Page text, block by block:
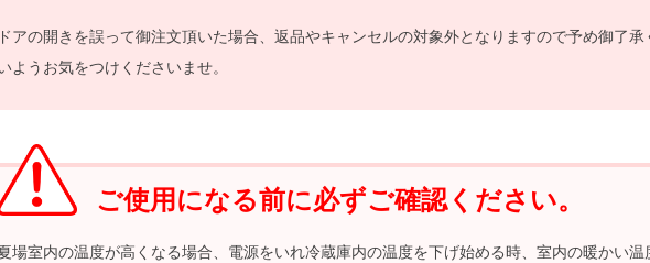
ドアの開きを誤って御注文頂いた場合、返品やキャンセルの対象外となりますので予め御了
ようお気をつけくださいませ。
ご使用になる前に必ずご確認ください。
場室内の温度が高くなる場合、電源をいれ冷蔵庫内の温度を下げ始める時、室内の暖かい